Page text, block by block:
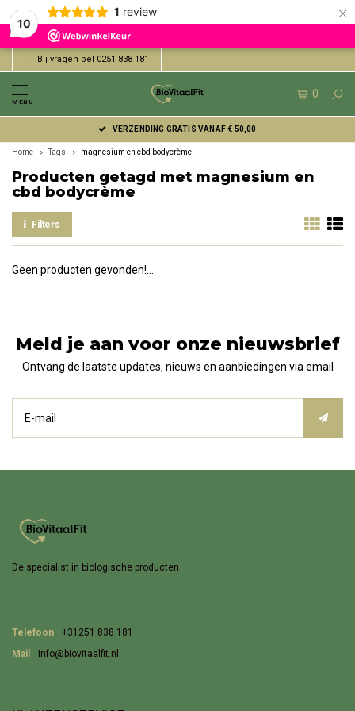
10
1 review ×
Bij vragen bel 0251 838 181
MENU
0
VERZENDING GRATIS VANAF € 50,00
Home Tags magnesium en cbd bodycrème
Producten getagd met magnesium en
cbd bodycrème
Filters
Geen producten gevonden!...
Meld je aan voor onze nieuwsbrief
Ontvang de laatste updates, nieuws en aanbiedingen via email
De specialist in biologische producten
Telefoon
+31251 838 181
Mail
Info@biovitaalfit.nl